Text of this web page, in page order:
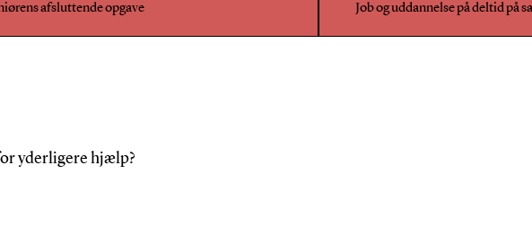
afsluttende opgave Job og uddannelse på deltid på
yderligere hjælp?